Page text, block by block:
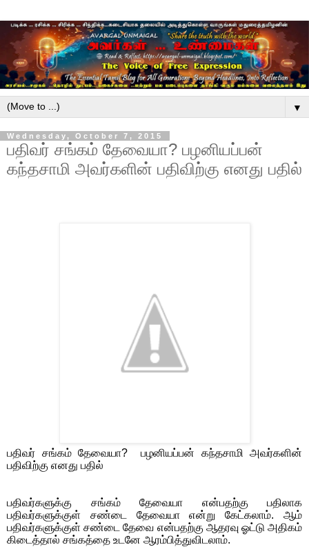
▼
Wednesday, October 7, 2015
பதிவர் சங்கம் தேவையா? பழனியப்பன்
கந்தசாமி அவர்களின் பதிவிற்கு எனது பதில்
பதிவர் சங்கம் தேவையா?
பழனியப்பன் கந்தசாமி அவர்களின்
பதிவிற்கு எனது பதில்
பதிவர்களுக்கு சங்கம் தேவையா என்பதற்கு பதிலாக
பதிவர்களுக்குள் சண்டை தேவையா என்று கேட்கலாம். ஆம்
பதிவர்களுக்குள் சண்டை தேவை என்பதற்கு ஆதரவு ஓட்டு அதிகம்
கிடைத்தால் சங்கத்தை உடனே ஆரம்பித்துவிடலாம்.